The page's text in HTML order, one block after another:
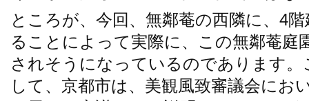
ところが、今回、無鄰菴の西隣に、4
ることによって実際に、この無鄰菴庭
されそうになっているのであります
して、京都市は、美観風致審議会にお